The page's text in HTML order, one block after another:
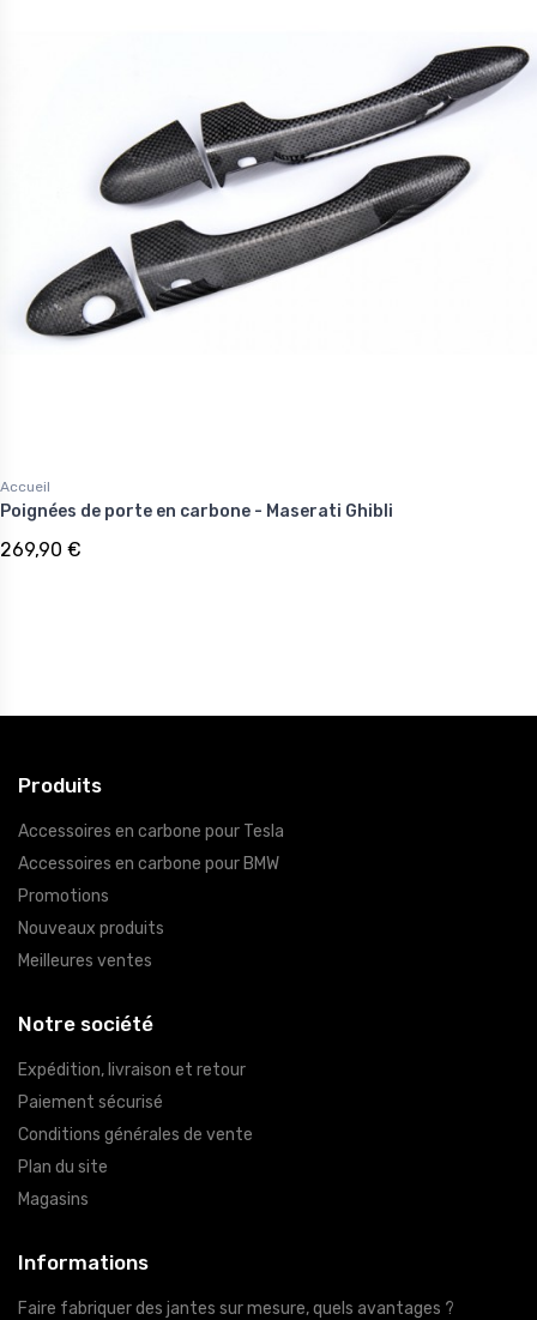
Accueil
Poignées de porte en carbone - Maserati Ghibli
269,90 €
Produits
Accessoires en carbone pour Tesla
Accessoires en carbone pour BMW
Promotions
Nouveaux produits
Meilleures ventes
Notre société
Expédition, livraison et retour
Paiement sécurisé
Conditions générales de vente
Plan du site
Magasins
Informations
Faire fabriquer des jantes sur mesure, quels avantages ?